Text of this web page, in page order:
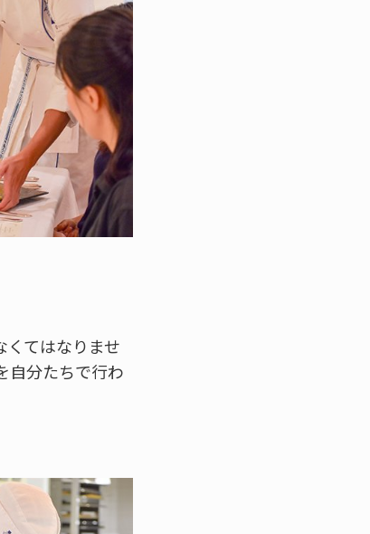
くてはなりませ
自分たちで行わ